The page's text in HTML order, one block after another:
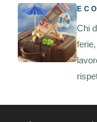
Chi